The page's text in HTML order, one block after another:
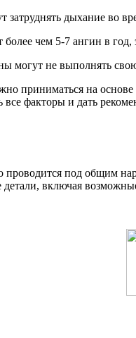
дыхание во
чем 5-7 ангин в
не выполнять
приниматься на
факторы и дать
под общим
включая